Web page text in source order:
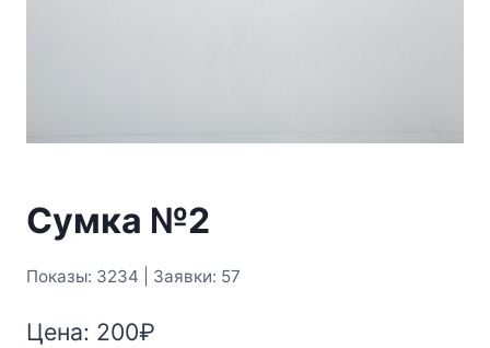
Сумка №2
Показы: 3234 | Заявки: 57
Цена: 200₽